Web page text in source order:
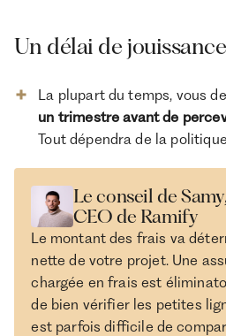
Un délai de
La plupart du temps, vous
un trimestre avant de
Tout dépendra de la
Le conseil de
CEO de Ramify
Le montant des frais va
nette de votre projet. Une
chargée en frais est
de bien vérifier les petites
est parfois difficile de